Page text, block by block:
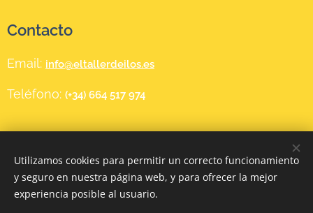
Contacto
Email: info@eltallerdeilos.es
Teléfono: (+34) 664 517 974
Diseñada en FUNDACIÓN MAGDALENA MORICHE con amor ❤
Cookies
Utilizamos cookies para permitir un correcto funcionamiento
y seguro en nuestra página web, y para ofrecer la mejor
experiencia posible al usuario.